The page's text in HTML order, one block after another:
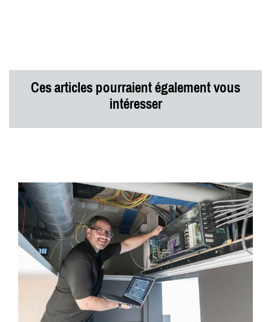
Ces articles pourraient également vous
intéresser